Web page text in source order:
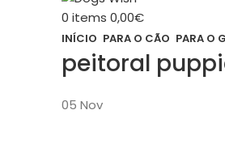
0 items 0,00€
INÍCIO PARA O CÃO PARA O
peitoral
05 Nov